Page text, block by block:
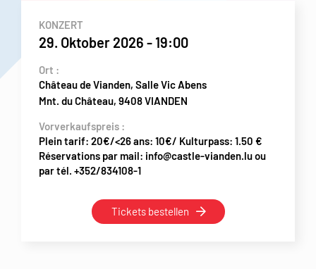
KONZERT
29. Oktober 2026 - 19:00
Ort :
Château de Vianden, Salle Vic Abens
Mnt. du Château, 9408 VIANDEN
Vorverkaufspreis :
Plein tarif: 20€/<26 ans: 10€/ Kulturpass: 1.50 €
Réservations par mail: info@castle-vianden.lu ou
par tél. +352/834108-1
Tickets bestellen